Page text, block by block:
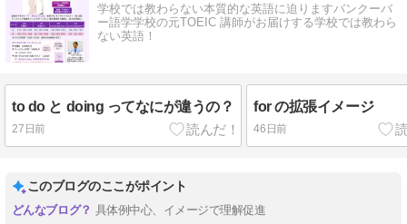
学校では教わらない本質的な英語に迫りますバンクーバ
ー語学学校の元TOEIC 講師がお届けする学校では教わら
ない英語！
to do と doing ってなにが違うの？
27日前
for の拡張イメージ
46日前
このブログのここがポイント
具体例中心、イメージで理解促進